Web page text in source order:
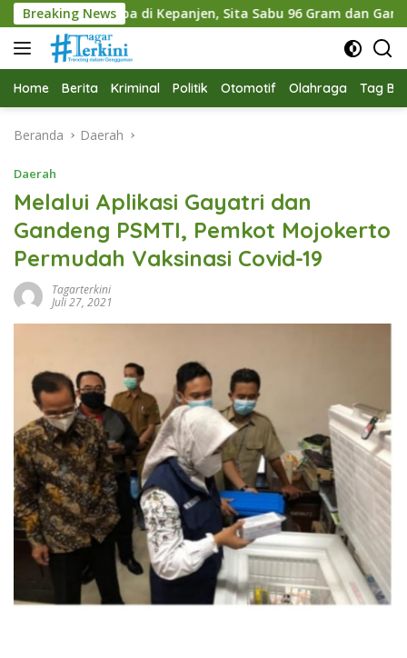
Langsung
ke
konten
Breaking News
di Kepanjen, Sita Sabu 96 Gram dan Ganja 131 Gram
Home Berita Kriminal Politik Otomotif Olahraga Tag
Beranda Daerah
Daerah
Melalui Aplikasi Gayatri dan
Gandeng PSMTI, Pemkot Mojokerto
Permudah Vaksinasi Covid-19
Tagarterkini
Juli 27, 2021